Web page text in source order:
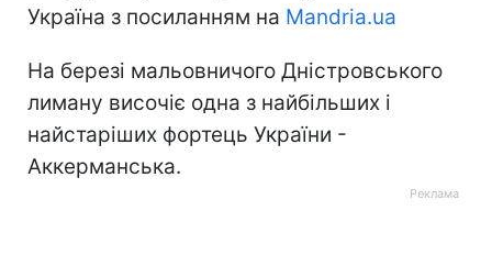
Україна з посиланням на Mandria.ua
На березі мальовничого Дністровського
лиману височіє одна з найбільших і
найстаріших фортець України -
Аккерманська.